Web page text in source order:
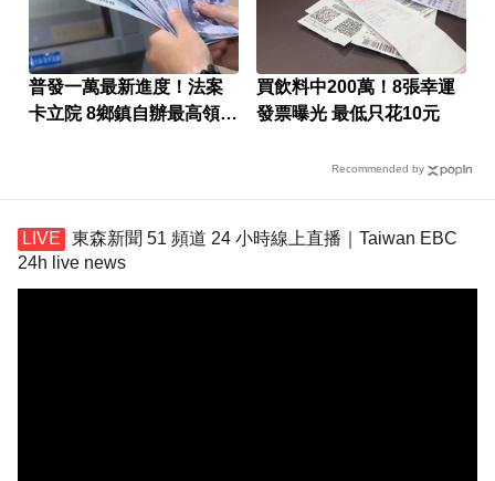
普發一萬最新進度！法案
卡立院 8鄉鎮自辦最高領1
買飲料中200萬！8張幸運
發票曝光 最低只花10元
Recommended by
東森新聞 51 頻道 24 小時線上直播｜Taiwan EBC
24h live news